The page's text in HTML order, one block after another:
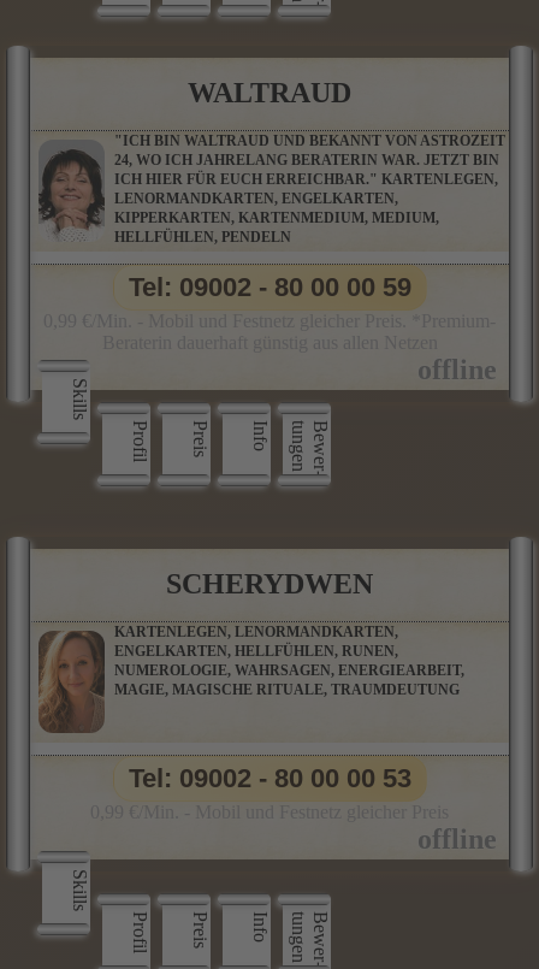
WALTRAUD
"ICH BIN WALTRAUD UND BEKANNT VON ASTROZEIT
24, WO ICH JAHRELANG BERATERIN WAR. JETZT BIN
ICH HIER FÜR EUCH ERREICHBAR." KARTENLEGEN,
LENORMANDKARTEN, ENGELKARTEN,
KIPPERKARTEN, KARTENMEDIUM, MEDIUM,
HELLFÜHLEN, PENDELN
Skills
Profil
Preis Info B
e
w
e
r
­
t
u
n
g
e
n
Tel: 09002 - 80 00 00 59
SCHERYDWEN
KARTENLEGEN, LENORMANDKARTEN,
ENGELKARTEN, HELLFÜHLEN, RUNEN,
NUMEROLOGIE, WAHRSAGEN, ENERGIEARBEIT,
MAGIE, MAGISCHE RITUALE, TRAUMDEUTUNG
Skills
Profil
Preis Info B
e
w
e
r
­
t
u
n
g
e
n
Tel: 09002 - 80 00 00 53